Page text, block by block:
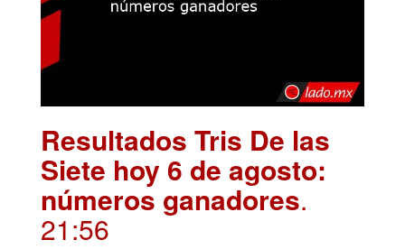
Resultados Tris De las
Siete hoy 6 de agosto:
números ganadores.
21:56